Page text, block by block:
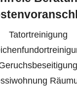
Tatortreinigung